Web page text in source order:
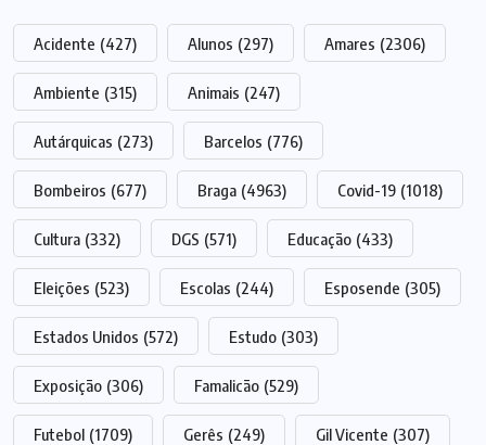
Acidente (427) Alunos (297) Amares (2306)
Ambiente (315) Animais (247)
Autárquicas (273) Barcelos (776)
Bombeiros (677) Braga (4963) Covid-19 (1018)
Cultura (332) DGS (571) Educação (433)
Eleições (523) Escolas (244) Esposende (305)
Estados Unidos (572) Estudo (303)
Exposição (306) Famalicão (529)
Futebol (1709) Gerês (249) Gil Vicente (307)